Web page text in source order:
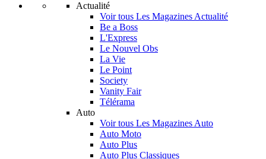
Actualité
Voir tous Les Magazines Actualité
Be a Boss
L'Express
Le Nouvel Obs
La Vie
Le Point
Society
Vanity Fair
Télérama
Auto
Voir tous Les Magazines Auto
Auto Moto
Auto Plus
Auto Plus Classiques